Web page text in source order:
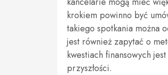
krokiem powinno być
takiego spotkania można
jest również zapytać o
kwestiach finansowych
przyszłości.